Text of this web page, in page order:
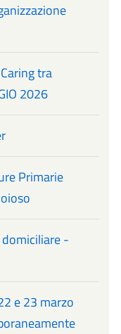
tra
2026
Primarie
-
e 23 marzo